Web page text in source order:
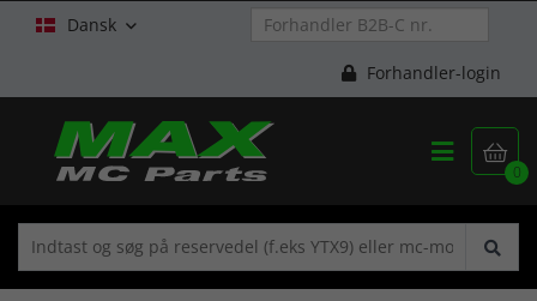
Dansk 
Forhandler-login

0
